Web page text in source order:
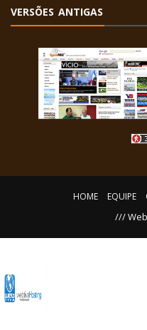
VERSÕES ANTIGAS
HOME EQUIPE
///